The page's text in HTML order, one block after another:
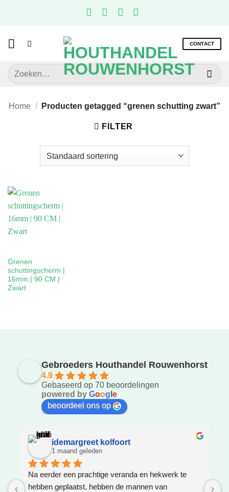
CONTACT
Zoeken
naar:
Home / Producten getagged “grenen schutting zwart”
FILTER
Grenen
schuttingscherm |
16mm | 90 CM |
Zwart
Gebroeders Houthandel Rouwenhorst
4.9
Gebaseerd op 70 beoordelingen
powered by Goog e
beoordeel ons op
idemargreet kolfoort
1 maand geleden
Na eerder een prachtige veranda en hekwerk te
hebben geplaatst, hebben de mannen van